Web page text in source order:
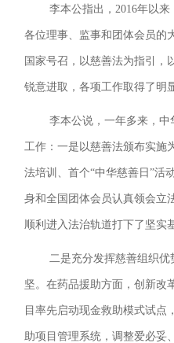
李本公指出，2016年以
各位理事、监事和团体会员的
国家号召，以慈善法为指引，
锐意进取，各项工作取得了明
李本公说，一年多来，
工作：一是以慈善法颁布实施
法培训、首个“中华慈善日”活
身和全国团体会员认真领会立
顺利进入法治轨道打下了坚实
二是充分发挥慈善组织
坚。在药品援助方面，创新改
目率先启动现金救助模式试点
助项目管理系统，调整爱必妥